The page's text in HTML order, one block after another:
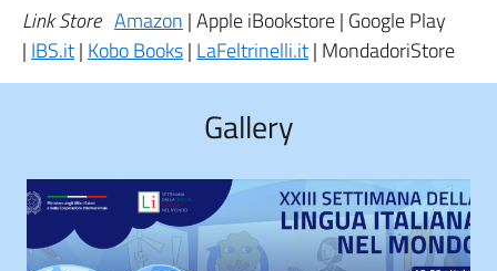
Link Store Amazon | Apple iBookstore | Google Play
| IBS.it| Kobo Books| LaFeltrinelli.it| MondadoriStore
Gallery